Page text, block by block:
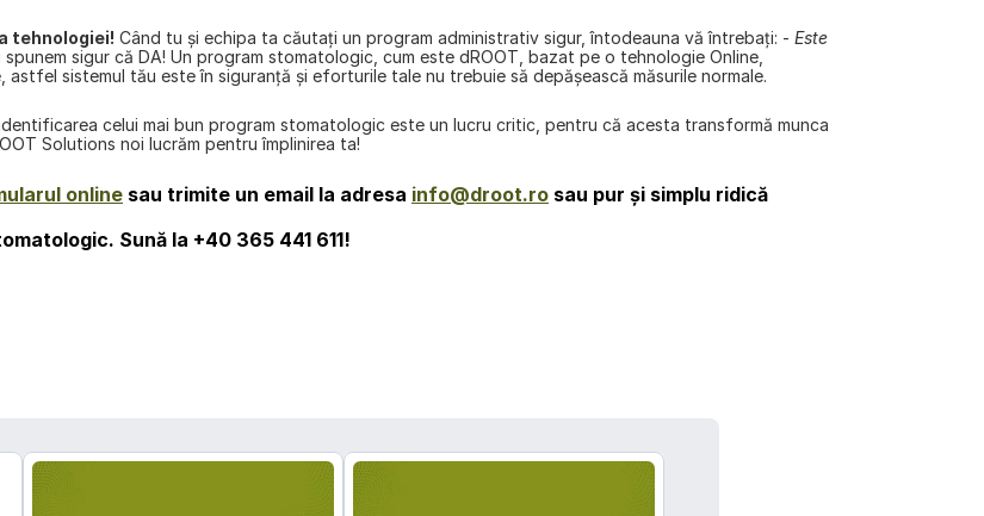
tehnologiei! Când tu și echipa ta căutați un program administrativ sigur, întodeauna vă întrebați: - Este
spunem sigur că DA! Un program stomatologic, cum este dROOT, bazat pe o tehnologie Online,
sistemul tău este în siguranță și eforturile tale nu trebuie să depășească măsurile normale.
celui mai bun program stomatologic este un lucru critic, pentru că acesta transformă munca
Solutions noi lucrăm pentru împlinirea ta!
online sau trimite un email la adresa info@droot.ro sau pur şi simplu ridică
Sună la +40 365 441 611!